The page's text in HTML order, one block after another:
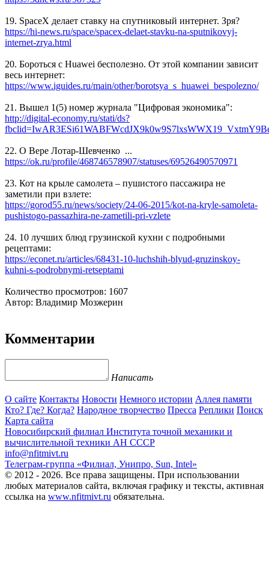
19. SpaceX делает ставку на спутниковый интернет. Зря?
https://hi-news.ru/space/spacex-delaet-stavku-na-sputnikovyj-
internet-zrya.html
20. Бороться с Huawei бесполезно. От этой компании зависит
весь интернет:
https://www.iguides.ru/main/other/borotsya_s_huawei_bespolezno/
21. Вышел 1(5) номер журнала "Цифровая экономика":
http://digital-economy.ru/stati/ds?
22. О Вере Лотар-Шевченко ...
https://ok.ru/profile/468746578907/statuses/69526490570971
23. Кот на крыле самолета – пушистого пассажира не
заметили при взлете:
https://gorod55.ru/news/society/24-06-2015/kot-na-kryle-samoleta-
pushistogo-passazhira-ne-zametili-pri-vzlete
24. 10 лучших блюд грузинской кухни с подробными
рецептами:
https://econet.ru/articles/68431-10-luchshih-blyud-gruzinskoy-
kuhni-s-podrobnymi-retseptami
Количество просмотров: 1607
Автор: Владимир Мозжерин
Комментарии
Написать
О сайте Контакты Новости Немного истории Аллея памяти
Кто? Где? Когда? Народное творчество Пресса Реплики Поиск
Карта сайта
Новосибирский филиал Института точной механики и
вычислительной техники АН СССР
info@nfitmivt.ru
Телеграм-группа «Филиал, Унипро, Sun, Intel»
© 2012 - 2026. Все права защищены. При использовании
любых материалов сайта, включая графику и тексты, активная
ссылка на www.nfitmivt.ru обязательна.